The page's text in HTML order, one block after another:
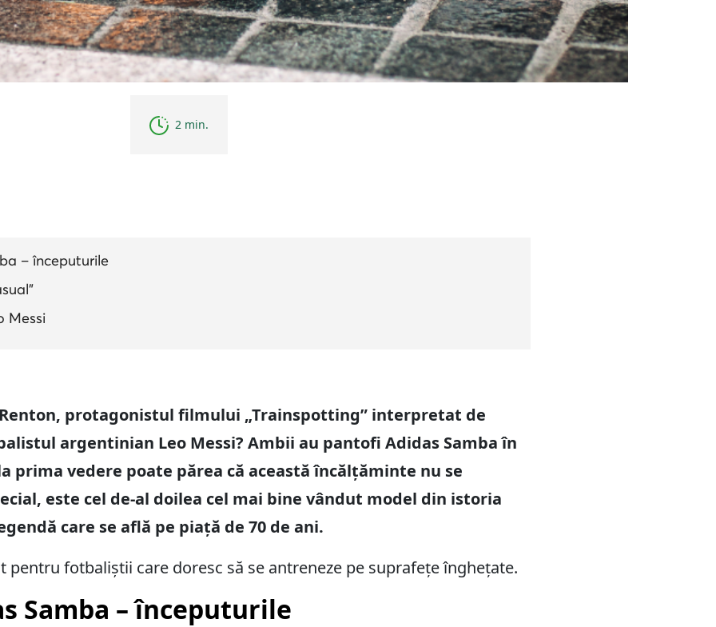
Inspirații și trenduri Istorie
2 min.
– începuturile
Messi
protagonistul filmului „Trainspotting” interpretat de
argentinian Leo Messi? Ambii au pantofi Adidas Samba în
prima vedere poate părea că această încălțăminte nu se
este cel de-al doilea cel mai bine vândut model din istoria
care se află pe piață de 70 de ani.
pentru fotbaliștii care doresc să se antreneze pe suprafețe înghețate.
Samba – începuturile